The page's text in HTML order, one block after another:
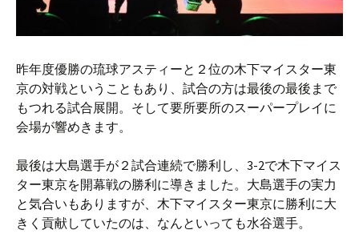
昨年度優勝の琉球アスティーと２位の木下マイスター東
京の対戦ということもあり、試合の方は最後の最後まで
もつれる試合展開。そして要所要所のスーパープレイに
会場が響めきます。
最後は大島選手が２試合連続で勝利し、3-2で木下マイス
ター東京を開幕戦の勝利に導きました。大島選手の実力
と気合いもありますが、木下マイスター東京に勝利に大
きく貢献していたのは、なんといっても水谷選手。